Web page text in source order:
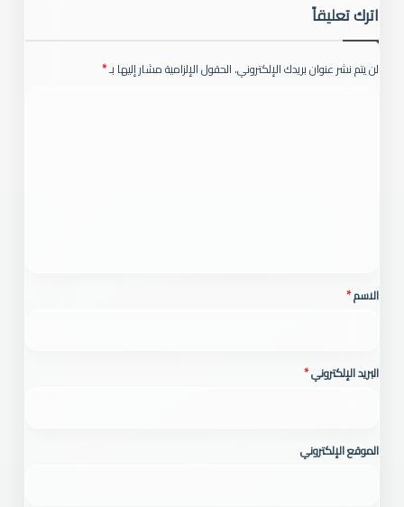
اترك تعليقاً
لن يتم نشر عنوان بريدك الإلكتروني. الحقول الإلزامية مشار إليها بـ*
*
الاسم*
البريد الإلكتروني*
الموقع الإلكتروني